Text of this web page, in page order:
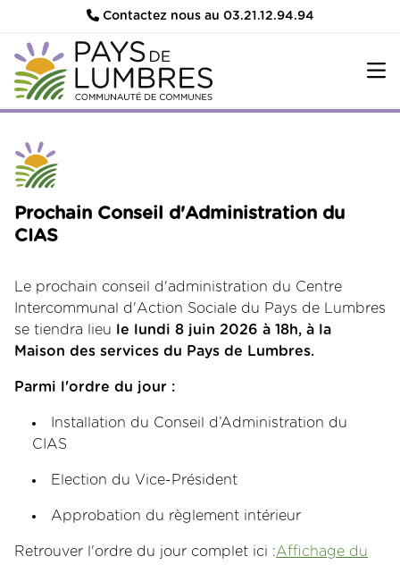
Contactez nous au 03.21.12.94.94
Prochain Conseil d'Administration du
CIAS
Le prochain conseil d'administration du Centre
Intercommunal d'Action Sociale du Pays de Lumbres
se tiendra lieu
le lundi 8 juin 2026 à 18h, à la
Maison des services du Pays de Lumbres.
Parmi l'ordre du jour :
Installation du Conseil d’Administration du
CIAS
Election du Vice-Président
Approbation du règlement intérieur
Retrouver l'ordre du jour complet ici :Affichage du